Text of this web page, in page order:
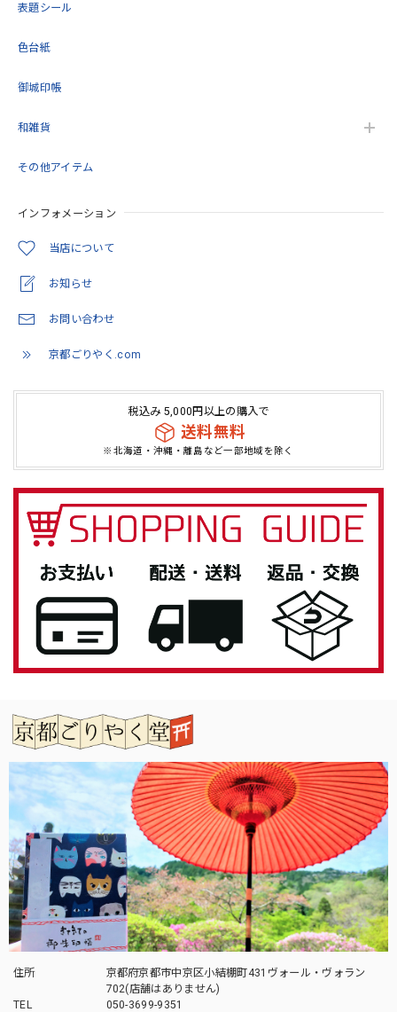
表題シール
色台紙
御城印帳
和雑貨
その他アイテム
インフォメーション
当店について
お知らせ
お問い合わせ
京都ごりやく.com
税込み 5,000円以上の購入で
送料無料
※北海道・沖縄・離島など一部地域を除く
とても綺麗でした。 いろんな思いを…COLORで観た価値に
変わってたように… 隙間を穴埋めするような感覚が安心感
に。 繋がってるように思います。
います。 また機会がありましたらよろしくお願
2026/05/07
とても素敵な商品でした！自分用に欲しく購入です(*^^*)
この度は当店をご利用いただきありがとうござ
います。 お気に入りいただけてよかったです。
また機会がありましたらよろしくお願いいたし
ます。
2026/04/27
息子へのプレゼントとして購入しました。 男性なのでシン
プルが良いと思い選びましたが、私もとても気に入ってしま
いました。 女性の方にもお勧めです。 有難うございまし
た。
この度は当店をご利用いただきありがとうござ
います。 また機会がありましたらよろしくお願
いいたします。
「御朱印帳を華やかに彩る」御朱印帳 水引ゴムバンド
薄萌葱
2026/04/27
住所
京都府京都市中京区小結棚町431ヴォール・ヴォラン
702(店舗はありません)
TEL
050-3699-9351